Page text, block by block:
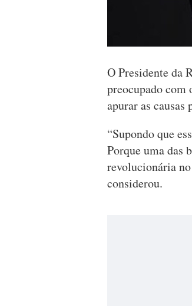
O Presidente da
preocupado com
apurar as
“Supondo que
Porque uma das
revolucionária
considerou.